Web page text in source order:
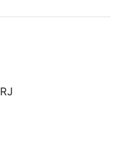
e encontrar
quanto custa comprar